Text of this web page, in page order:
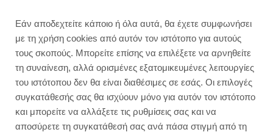
Η γρήγορη ψευτοτυρόπιτα με
τορτίγια που έχει γίνει viral
Εάν αποδεχτείτε κάποιο ή όλα αυτά, θα έχετε συμφωνήσει
με τη χρήση cookies από αυτόν τον ιστότοπο για αυτούς
τους σκοπούς. Μπορείτε επίσης να επιλέξετε να αρνηθείτε
τη συναίνεση, αλλά ορισμένες εξατομικευμένες λειτουργίες
του ιστότοπου δεν θα είναι διαθέσιμες σε εσάς. Οι επιλογές
συγκατάθεσής σας θα ισχύουν μόνο για αυτόν τον ιστότοπο
και μπορείτε να αλλάξετε τις ρυθμίσεις σας και να
αποσύρετε τη συγκατάθεσή σας ανά πάσα στιγμή από τη